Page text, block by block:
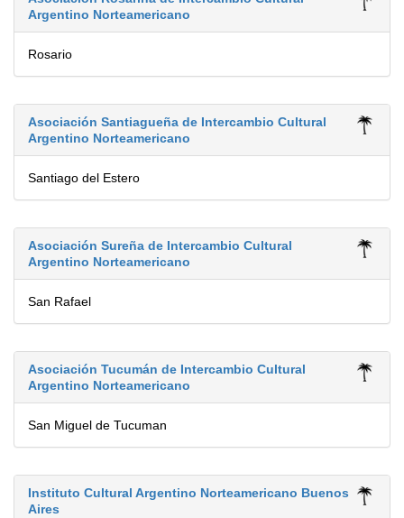
Argentino Norteamericano
Rosario
Asociación Santiagueña de Intercambio Cultural
Argentino Norteamericano
Santiago del Estero
Asociación Sureña de Intercambio Cultural
Argentino Norteamericano
San Rafael
Asociación Tucumán de Intercambio Cultural
Argentino Norteamericano
San Miguel de Tucuman
Instituto Cultural Argentino Norteamericano Buenos
Aires